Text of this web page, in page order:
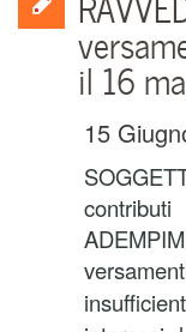
il 16
15
contributi